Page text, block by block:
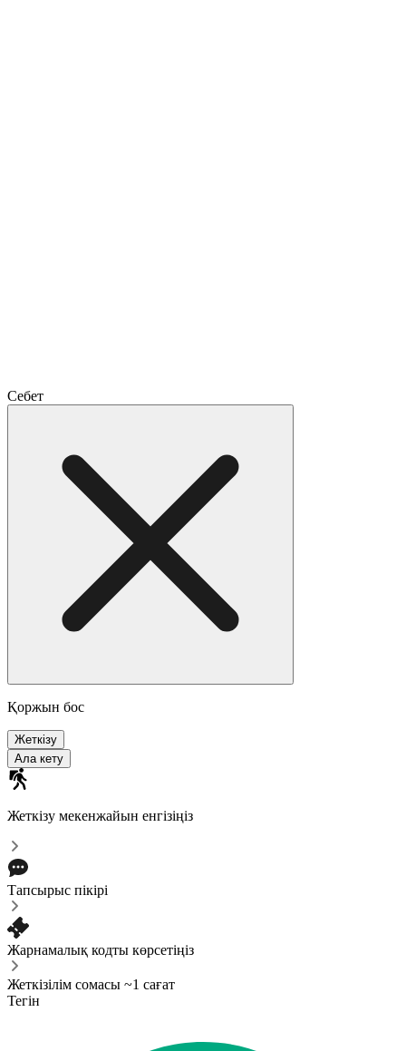
Себет
Қоржын бос
Жеткізу
Ала кету
Жеткізу мекенжайын енгізіңіз
Тапсырыс пікірі
Жарнамалық кодты көрсетіңіз
Жеткізілім сомасы ~1 сағат
Тегін